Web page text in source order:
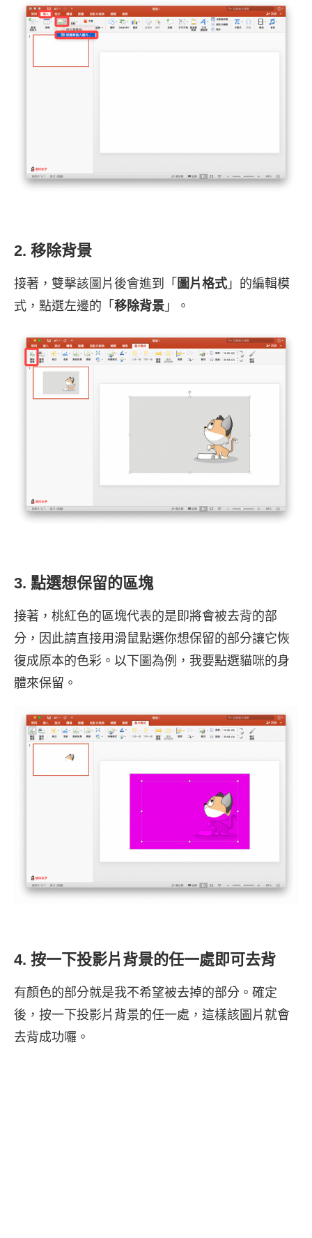
2. 移除背景
接著，雙擊該圖片後會進到「 圖片格式 」的編輯模
式，點選左邊的「 移除背景 」。
3. 點選想保留的區塊
接著，桃紅色的區塊代表的是即將會被去背的部
分，因此請直接用滑鼠點選你想保留的部分讓它恢
復成原本的色彩。以下圖為例，我要點選貓咪的身
體來保留。
4. 按一下投影片背景的任一處即可去背
有顏色的部分就是我不希望被去掉的部分。確定
後，按一下投影片背景的任一處，這樣該圖片就會
去背成功囉。